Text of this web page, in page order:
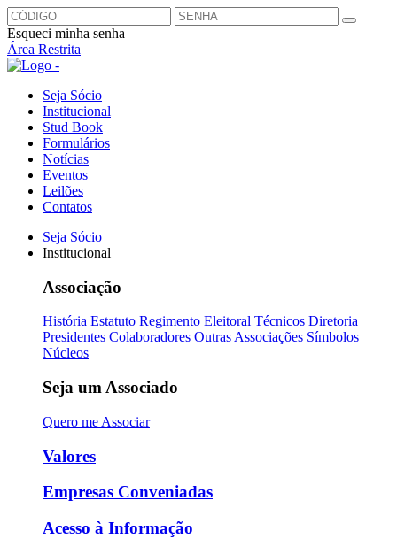
Esqueci minha senha
Área Restrita
Seja Sócio
Institucional
Stud Book
Formulários
Notícias
Eventos
Leilões
Contatos
Seja Sócio
Institucional
Associação
História Estatuto Regimento Eleitoral Técnicos Diretoria
Presidentes Colaboradores Outras Associações Símbolos
Núcleos
Seja um Associado
Quero me Associar
Valores
Empresas Conveniadas
Acesso à Informação